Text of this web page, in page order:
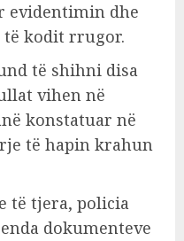
evidentimin dhe
të kodit rrugor.
të shihni disa
vihen në
konstatuar në
të hapin krahun
të tjera, policia
dokumenteve